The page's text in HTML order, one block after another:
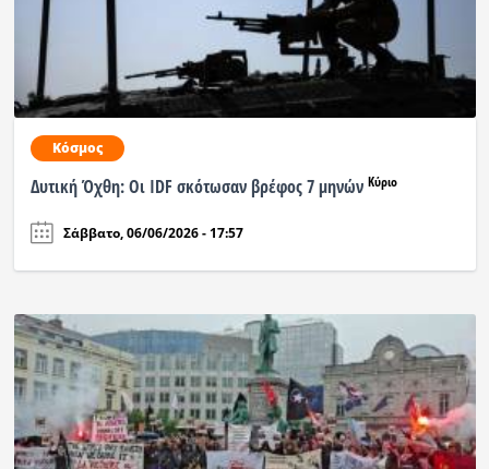
Κόσμος
Δυτική Όχθη: Οι IDF σκότωσαν βρέφος 7 μηνών Κύριο
Σάββατο, 06/06/2026 - 17:57